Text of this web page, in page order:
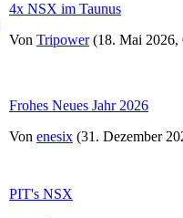
4x NSX im Taunus
Von Tripower(18. Mai 2026,
Frohes Neues Jahr 2026
Von enesix (31. Dezember
PIT's NSX